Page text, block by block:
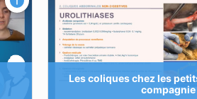
Les coliques chez les
compagnie
chez